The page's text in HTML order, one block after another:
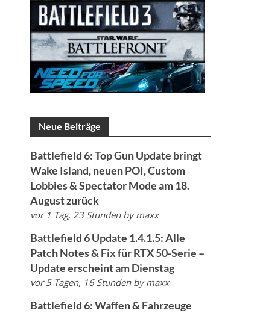
Neue Beiträge
Battlefield 6: Top Gun Update bringt
Wake Island, neuen POI, Custom
Lobbies & Spectator Mode am 18.
August zurück
vor 1 Tag, 23 Stunden bymaxx
Battlefield 6 Update 1.4.1.5: Alle
Patch Notes & Fix für RTX 50-Serie –
Update erscheint am Dienstag
vor 5 Tagen, 16 Stunden bymaxx
Battlefield 6: Waffen & Fahrzeuge